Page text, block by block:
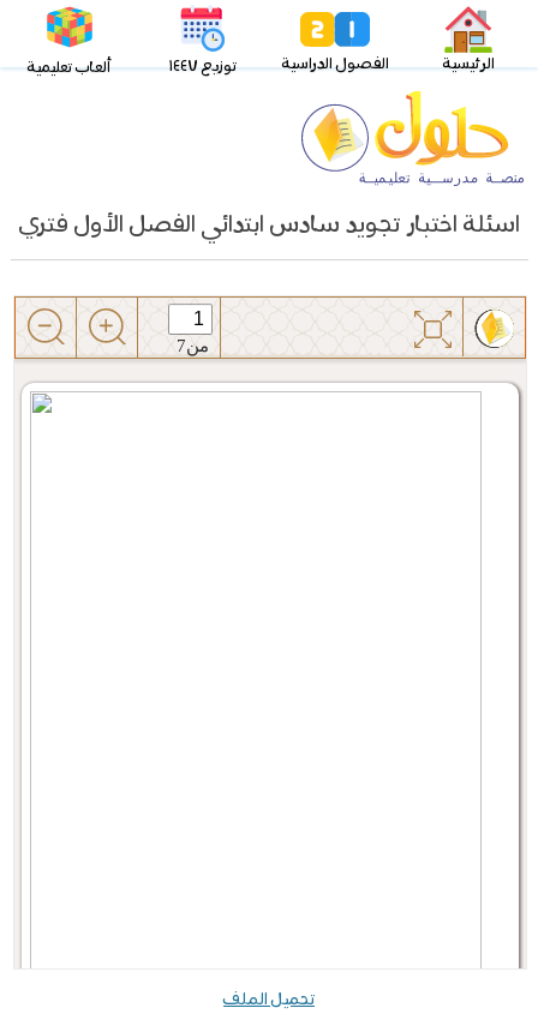
الرئيسية الفصول الدراسية توزيع ١٤٤٧ ألعاب تعليمية
اسئلة اختبار تجويد سادس ابتدائي الفصل الأول فتري
تحميل الملف